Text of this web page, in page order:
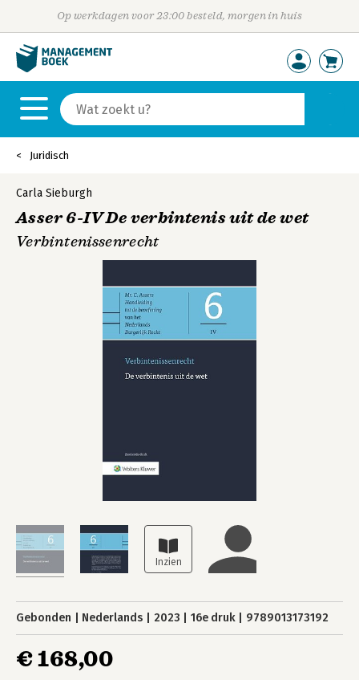
Op werkdagen voor 23:00 besteld, morgen in huis
Juridisch
Carla Sieburgh
Asser 6-IV De verbintenis uit de wet
Verbintenissenrecht
Gebonden Nederlands 2023 16e druk 9789013173192
€ 168,00